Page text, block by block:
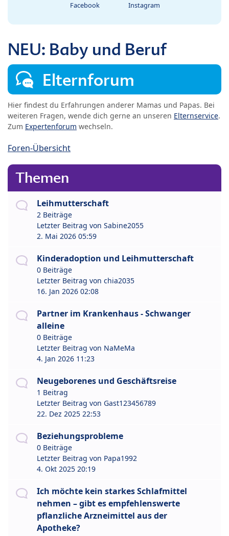
Facebook Instagram
NEU: Baby und Beruf
Elternforum
Hier findest du Erfahrungen anderer Mamas und Papas. Bei
weiteren Fragen, wende dich gerne an unseren Elternservice.
Zum Expertenforum wechseln.
Foren-Übersicht
Themen
Leihmutterschaft
2 Beiträge
Letzter Beitrag von Sabine2055
2. Mai 2026 05:59
Kinderadoption und Leihmutterschaft
0 Beiträge
Letzter Beitrag von chia2035
16. Jan 2026 02:08
Partner im Krankenhaus - Schwanger
alleine
0 Beiträge
Letzter Beitrag von NaMeMa
4. Jan 2026 11:23
Neugeborenes und Geschäftsreise
1 Beitrag
Letzter Beitrag von Gast123456789
22. Dez 2025 22:53
Beziehungsprobleme
0 Beiträge
Letzter Beitrag von Papa1992
4. Okt 2025 20:19
Ich möchte kein starkes Schlafmittel
nehmen – gibt es empfehlenswerte
pflanzliche Arzneimittel aus der
Apotheke?